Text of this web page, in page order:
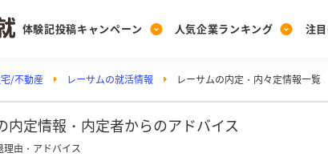
体験記投稿キャンペーン
Post
投稿する
[27卒]
人気企業ランキング
Ranking
ランキングを見る
注
PickUp
注目の企業特集
/不動産 レーサムの就活情報 レーサムの内定・内々定情報一覧
内定情報・内定者からのアドバイス
理由・アドバイス